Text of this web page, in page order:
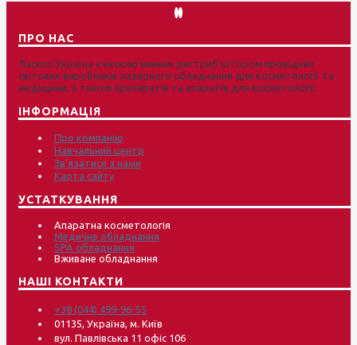
ПРО НАС
Ласкос Україна є ексклюзивним дистриб'ютором провідних
світових виробників лазерного обладнання для косметології та
медицини, а також препаратів та апаратів для косметології.
ІНФОРМАЦІЯ
Про компанію
Навчальний центр
Зв'язатися з нами
Карта сайту
УСТАТКУВАННЯ
Апаратна косметологія
Медичне обладнання
SPA обладнання
Вживане обладнання
НАШІ КОНТАКТИ
+38 (044) 499-96-55
01135, Україна, м. Київ
вул. Павлівська 11 офіс 106